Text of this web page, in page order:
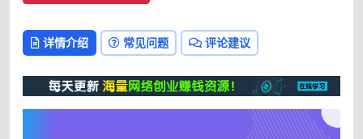
详情介绍 常见问题 评论建议